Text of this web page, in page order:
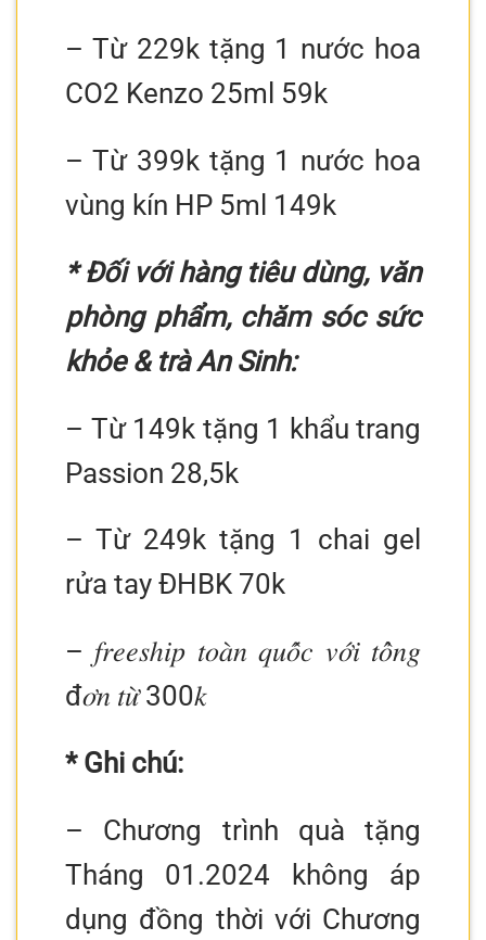
– Từ 229k tặng 1 nước hoa
CO2 Kenzo 25ml 59k
– Từ 399k tặng 1 nước hoa
vùng kín HP 5ml 149k
* Đối với hàng tiêu dùng, văn
phòng phẩm, chăm sóc sức
khỏe & trà An Sinh:
– Từ 149k tặng 1 khẩu trang
Passion 28,5k
– Từ 249k tặng 1 chai gel
rửa tay ĐHBK 70k
– 𝑓𝑟𝑒𝑒𝑠ℎ𝑖𝑝 𝑡𝑜𝑎̀𝑛 𝑞𝑢𝑜̂́𝑐 𝑣𝑜̛́𝑖 𝑡𝑜̂̉𝑛𝑔
đ𝑜̛𝑛 𝑡𝑢̛̀ 300𝑘
* Ghi chú:
– Chương trình quà tặng
Tháng 01.2024 không áp
dụng đồng thời với Chương